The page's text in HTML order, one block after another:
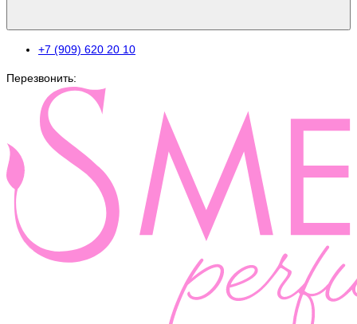
+7 (909) 620 20 10
Перезвонить: